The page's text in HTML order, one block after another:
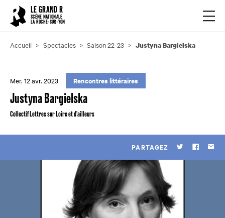
LE GRAND R
SCÈNE NATIONALE
LA ROCHE-SUR-YON
Accueil Spectacles Saison 22-23 Justyna Bargielska
Mer. 12 avr. 2023 Rencontres littéraires
Justyna Bargielska
Collectif Lettres sur Loire et d'ailleurs
PARTAGEZ Twitter
Cookies management panel